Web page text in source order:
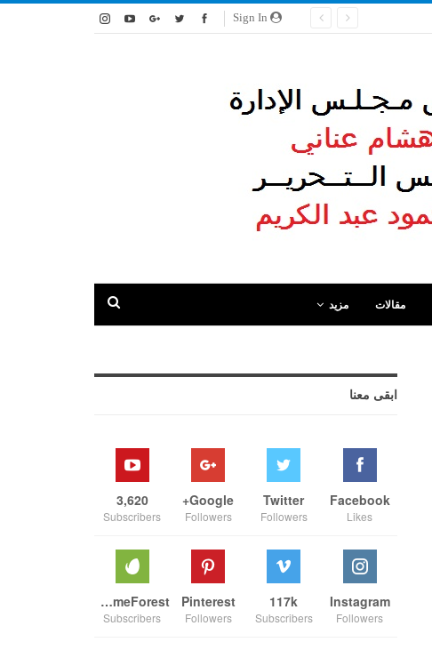
مقالات مزيد
ابقى معنا
Facebook
Likes
Twitter
Followers
Google+
Followers
3,620
Subscribers
Instagram
Followers
117k
Subscribers
Pinterest
Followers
ThemeForest
Subscribers